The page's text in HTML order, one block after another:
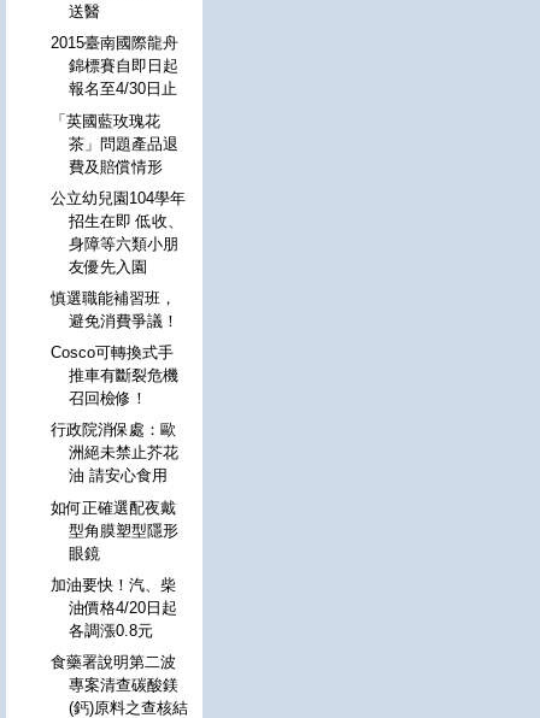
送醫
2015臺南國際龍舟
錦標賽自即日起
報名至4/30日止
「英國藍玫瑰花
茶」問題產品退
費及賠償情形
公立幼兒園104學年
招生在即 低收、
身障等六類小朋
友優先入園
慎選職能補習班，
避免消費爭議！
Cosco可轉換式手
推車有斷裂危機
召回檢修！
行政院消保處：歐
洲絕未禁止芥花
油 請安心食用
如何正確選配夜戴
型角膜塑型隱形
眼鏡
加油要快！汽、柴
油價格4/20日起
各調漲0.8元
食藥署說明第二波
專案清查碳酸鎂
(鈣)原料之查核結